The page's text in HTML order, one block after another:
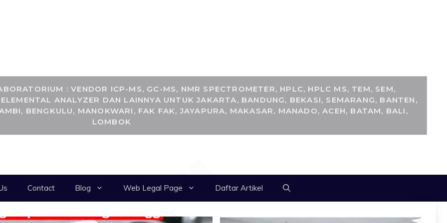
: VENDOR ICP-MS, GC-MS, NMR SPECTROMETER, HPLC, HPLC MS, TEM, SEM,
ANALYZER DAN LAINNYA UNTUK JAKARTA, BANDUNG, BEKASI, SEMARANG, BANTEN,
BENGKULU, MANOKWARI, FAK FAK, JAYAPURA, MAKASAR, MANADO, ACEH, BATAM, BALI,
LOMBOK
Contact Blog Web Legal Page Daftar Artikel